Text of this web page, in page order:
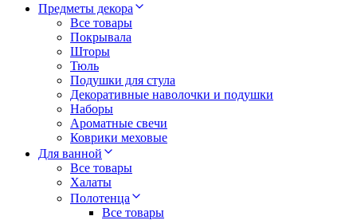
Предметы декора
Все товары
Покрывала
Шторы
Тюль
Подушки для стула
Декоративные наволочки и подушки
Наборы
Ароматные свечи
Коврики меховые
Для ванной
Все товары
Халаты
Полотенца
Все товары